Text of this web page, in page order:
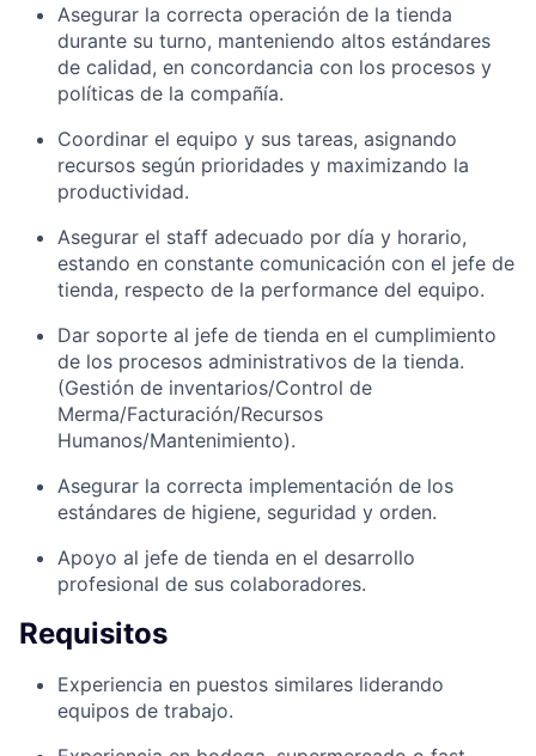
Asegurar la correcta operación de la tienda
durante su turno, manteniendo altos estándares
de calidad, en concordancia con los procesos y
políticas de la compañía.
Coordinar el equipo y sus tareas, asignando
recursos según prioridades y maximizando la
productividad.
Asegurar el staff adecuado por día y horario,
estando en constante comunicación con el jefe de
tienda, respecto de la performance del equipo.
Dar soporte al jefe de tienda en el cumplimiento
de los procesos administrativos de la tienda.
(Gestión de inventarios/Control de
Merma/Facturación/Recursos
Humanos/Mantenimiento).
Asegurar la correcta implementación de los
estándares de higiene, seguridad y orden.
Apoyo al jefe de tienda en el desarrollo
profesional de sus colaboradores.
Requisitos
Experiencia en puestos similares liderando
equipos de trabajo.